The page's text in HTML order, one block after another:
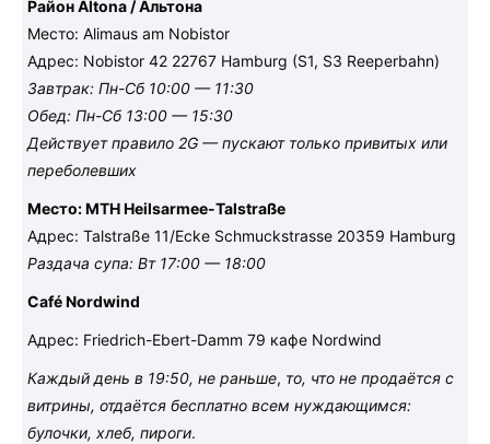
Район Altona / Альтона
Место: Alimaus am Nobistor
Адрес: Nobistor 42 22767 Hamburg (S1, S3 Reeperbahn)
Завтрак: Пн-Сб 10:00 — 11:30
Обед: Пн-Сб 13:00 — 15:30
Действует правило 2G — пускают только привитых или
переболевших
Место: MTH Heilsarmee-Talstraße
Адрес: Talstraße 11/Ecke Schmuckstrasse 20359 Hamburg
Раздача супа: Вт 17:00 — 18:00
Café Nordwind
Адрес: Friedrich-Ebert-Damm 79 кафе Nordwind
Каждый день в 19:50, не раньше, то, что не продаётся с
витрины, отдаётся бесплатно всем нуждающимся:
булочки, хлеб, пироги.